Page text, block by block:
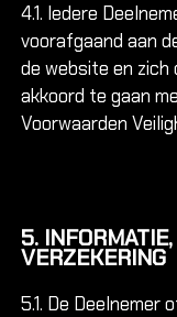
4.1. Iedere
voorafgaand aan
de website en
akkoord te gaan
Voorwaarden
5.
VERZEKERING
5.1. De